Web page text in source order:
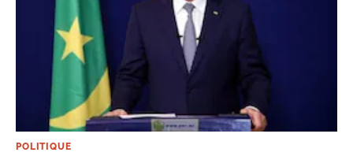
POLITIQUE